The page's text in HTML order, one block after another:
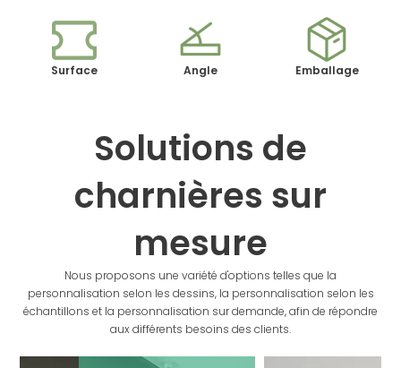
Surface Angle Emballage
Solutions de
charnières sur
mesure
Nous proposons une variété d'options telles que la
personnalisation selon les dessins, la personnalisation selon les
échantillons et la personnalisation sur demande, afin de répondre
aux différents besoins des clients.